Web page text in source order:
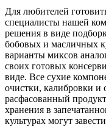
Для любителей
специалисты нашей
решения в виде
бобовых и масличных
варианты миксов
своих готовых
виде. Все сухие
очистки, калибровки и
расфасованный
хранения в
культурах могут